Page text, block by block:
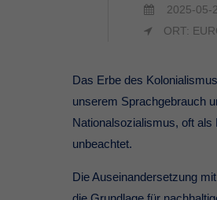
2025-05-
ORT:
Das Erbe des
unserem Sprachgebrauch
Nationalsozialismus, oft als
unbeachtet.
Die Auseinandersetzung